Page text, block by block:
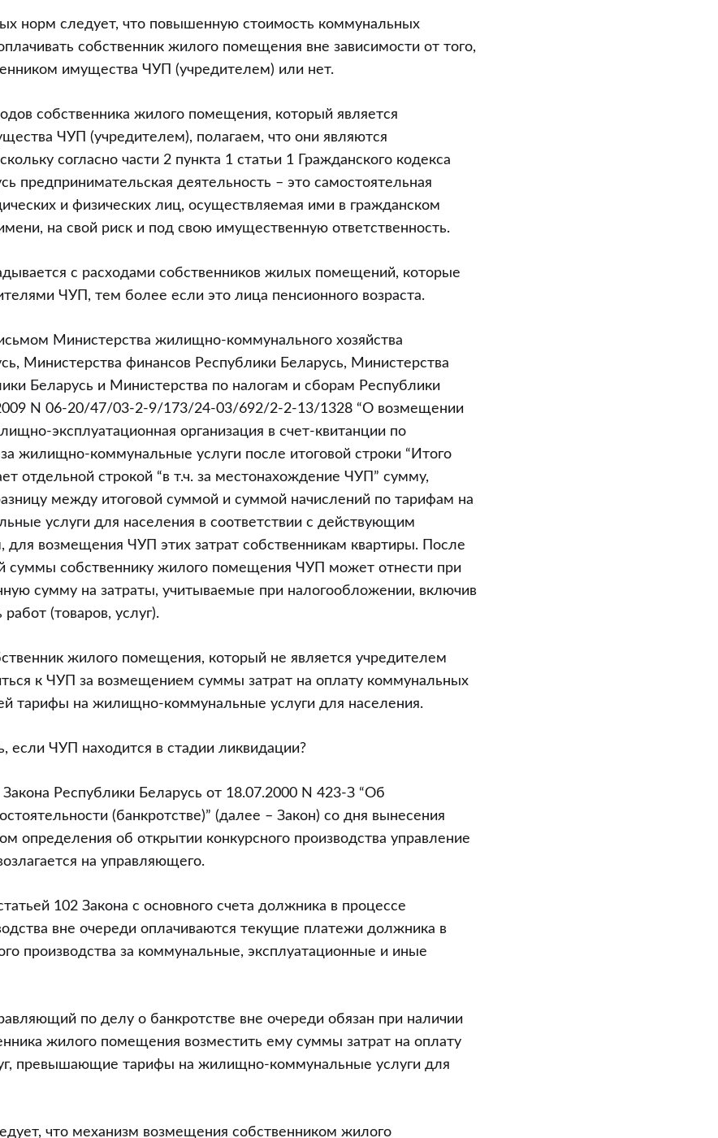
норм следует, что повышенную стоимость коммунальных
собственник жилого помещения вне зависимости от того,
имущества ЧУП (учредителем) или нет.
собственника жилого помещения, который является
ЧУП (учредителем), полагаем, что они являются
согласно части 2 пункта 1 статьи 1 Гражданского кодекса
предпринимательская деятельность – это самостоятельная
и физических лиц, осуществляемая ими в гражданском
на свой риск и под свою имущественную ответственность.
с расходами собственников жилых помещений, которые
ЧУП, тем более если это лица пенсионного возраста.
Министерства жилищно-коммунального хозяйства
Министерства финансов Республики Беларусь, Министерства
Беларусь и Министерства по налогам и сборам Республики
N 06-20/47/03-2-9/173/24-03/692/2-2-13/1328 “О возмещении
эксплуатационная организация в счет-квитанции по
жилищно-коммунальные услуги после итоговой строки “Итого
отдельной строкой “в т.ч. за местонахождение ЧУП” сумму,
между итоговой суммой и суммой начислений по тарифам на
услуги для населения в соответствии с действующим
для возмещения ЧУП этих затрат собственникам квартиры. После
суммы собственнику жилого помещения ЧУП может отнести при
сумму на затраты, учитываемые при налогообложении, включив
(товаров, услуг).
жилого помещения, который не является учредителем
к ЧУП за возмещением суммы затрат на оплату коммунальных
тарифы на жилищно-коммунальные услуги для населения.
если ЧУП находится в стадии ликвидации?
Закона Республики Беларусь от 18.07.2000 N 423-З “Об
(банкротстве)” (далее – Закон) со дня вынесения
определения об открытии конкурсного производства управление
на управляющего.
102 Закона с основного счета должника в процессе
вне очереди оплачиваются текущие платежи должника в
производства за коммунальные, эксплуатационные и иные
по делу о банкротстве вне очереди обязан при наличии
жилого помещения возместить ему суммы затрат на оплату
превышающие тарифы на жилищно-коммунальные услуги для
что механизм возмещения собственником жилого